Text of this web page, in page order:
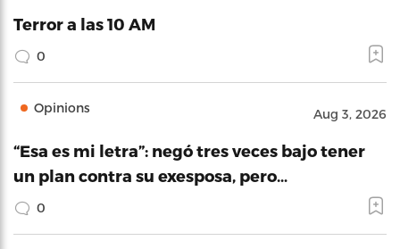
Terror a las 10 AM
0
Opinions Aug 3, 2026
“Esa es mi letra”: negó tres veces bajo tener
un plan contra su exesposa, pero…
0